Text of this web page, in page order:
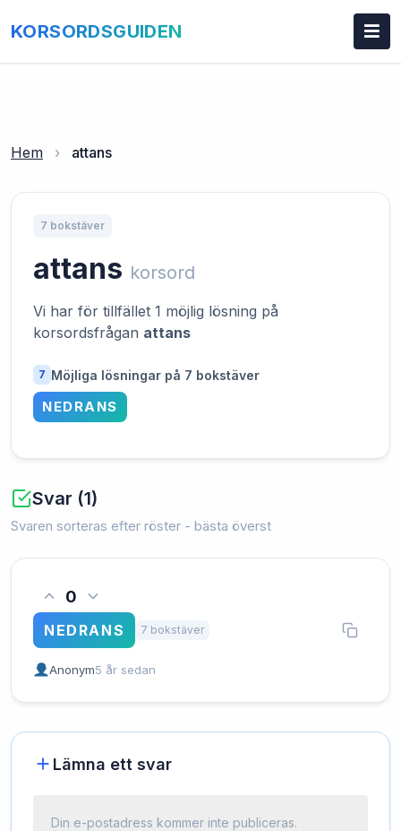
KORSORDSGUIDEN
Hem › attans
7 bokstäver
attans korsord
Vi har för tillfället 1 möjlig lösning på
korsordsfrågan attans
7 Möjliga lösningar på 7 bokstäver
NEDRANS
Svar (1)
Svaren sorteras efter röster - bästa överst
0
NEDRANS 7 bokstäver
Anonym5 år sedan
Lämna ett svar
Din e-postadress kommer inte publiceras.